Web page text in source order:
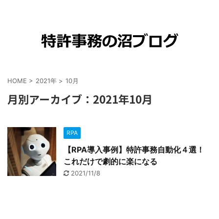
HOME > 2021年 > 10月
月別アーカイブ：2021年10月
RPA
【RPA導入事例】特許事務自動化４選！
これだけで劇的に楽になる
2021/11/8